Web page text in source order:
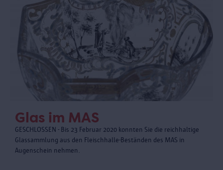
Glas im MAS
GESCHLOSSEN - Bis 23 Februar 2020 konnten Sie die reichhaltige
Glassammlung aus den Fleischhalle-Beständen des MAS in
Augenschein nehmen.